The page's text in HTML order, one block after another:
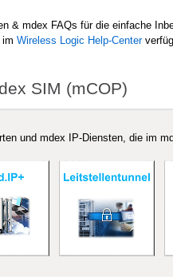
& mdex FAQs für die einfache
im Wireless Logic Help-Center
SIM (mCOP)
und mdex IP-Diensten, die im